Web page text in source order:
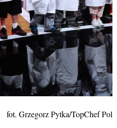
fot. Grzegorz Pytka/TopChef